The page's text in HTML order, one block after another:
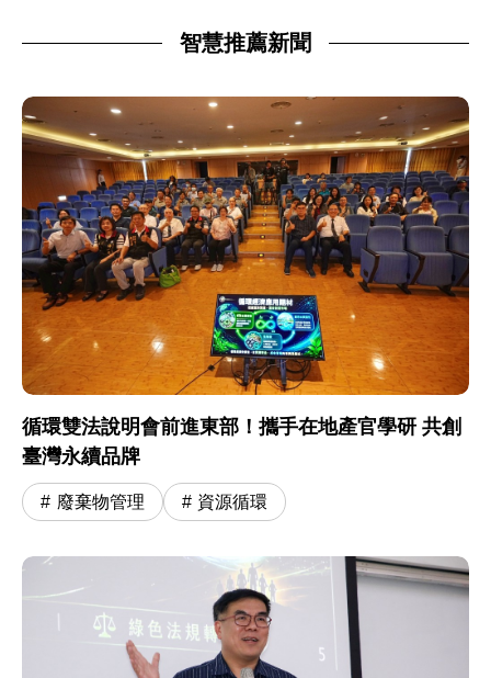
智慧推薦新聞
循環雙法說明會前進東部！攜手在地產官學研 共創
臺灣永續品牌
廢棄物管理 資源循環